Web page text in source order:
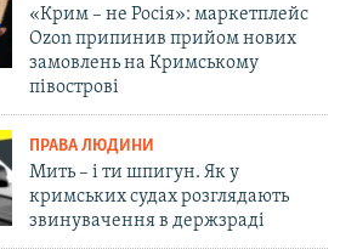
«Крим – не Росія»: маркетплейс
Ozon припинив прийом нових
замовлень на Кримському
півострові
ПРАВА ЛЮДИНИ
Мить – і ти шпигун. Як у
кримських судах розглядають
звинувачення в держзраді